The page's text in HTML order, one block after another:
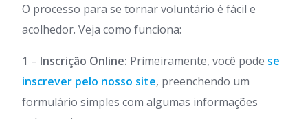
O processo para se tornar voluntário é fácil e
acolhedor. Veja como funciona:
1 – Inscrição Online: Primeiramente, você pode se
inscrever pelo nosso site, preenchendo um
formulário simples com algumas informações